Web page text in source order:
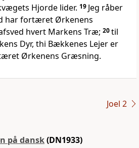
Hjorde lider. 19 Jeg råber
har fortæret Ørkenens
hvert Markens Træ; 20til
Dyr, thi Bækkenes Lejer er
Ørkenens Græsning.
Joel 2
på dansk(DN1933)